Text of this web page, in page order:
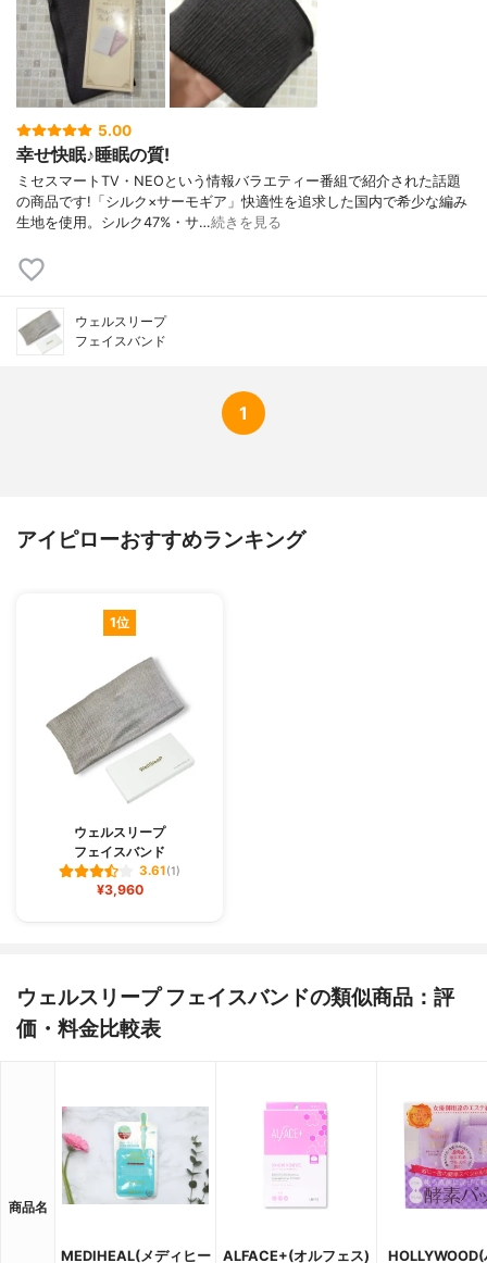
5.00
幸せ快眠♪睡眠の質!
ミセスマートTV・NEOという情報バラエティー番組で紹介された話題
の商品です!「シルク×サーモギア」快適性を追求した国内で希少な編み
生地を使用。シルク47%・サ…続きを見る
ウェルスリープ
フェイスバンド
1
アイピローおすすめランキング
1位
ウェルスリープ
フェイスバンド
3.61(1)
¥3,960
ウェルスリープ フェイスバンドの類似商品：評
価・料金比較表
商品名
MEDIHEAL(メディヒー ALFACE+(オルフェス)